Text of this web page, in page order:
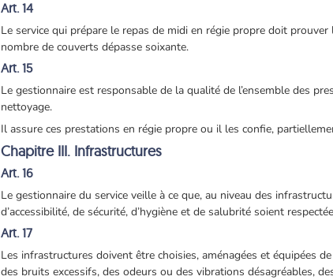
Art. 14
Le service qui prépare le repas de midi en régie propre doit
nombre de couverts dépasse soixante.
Art. 15
Le gestionnaire est responsable de la qualité de l’ensemble des
nettoyage.
Il assure ces prestations en régie propre ou il les confie,
Chapitre III. Infrastructures
Art. 16
Le gestionnaire du service veille à ce que, au niveau des
d’accessibilité, de sécurité, d’hygiène et de salubrité soient
Art. 17
Les infrastructures doivent être choisies, aménagées et équipées
des bruits excessifs, des odeurs ou des vibrations désagréables,